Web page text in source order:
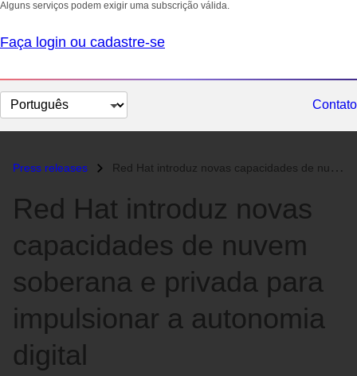
Alguns serviços podem exigir uma subscrição válida.
Faça login ou cadastre-se
Selecionar
idioma
Contato
Press releases Red Hat introduz novas capacidades de nuvem soberana e privada para im...
Red Hat introduz novas
capacidades de nuvem
soberana e privada para
impulsionar a autonomia
digital